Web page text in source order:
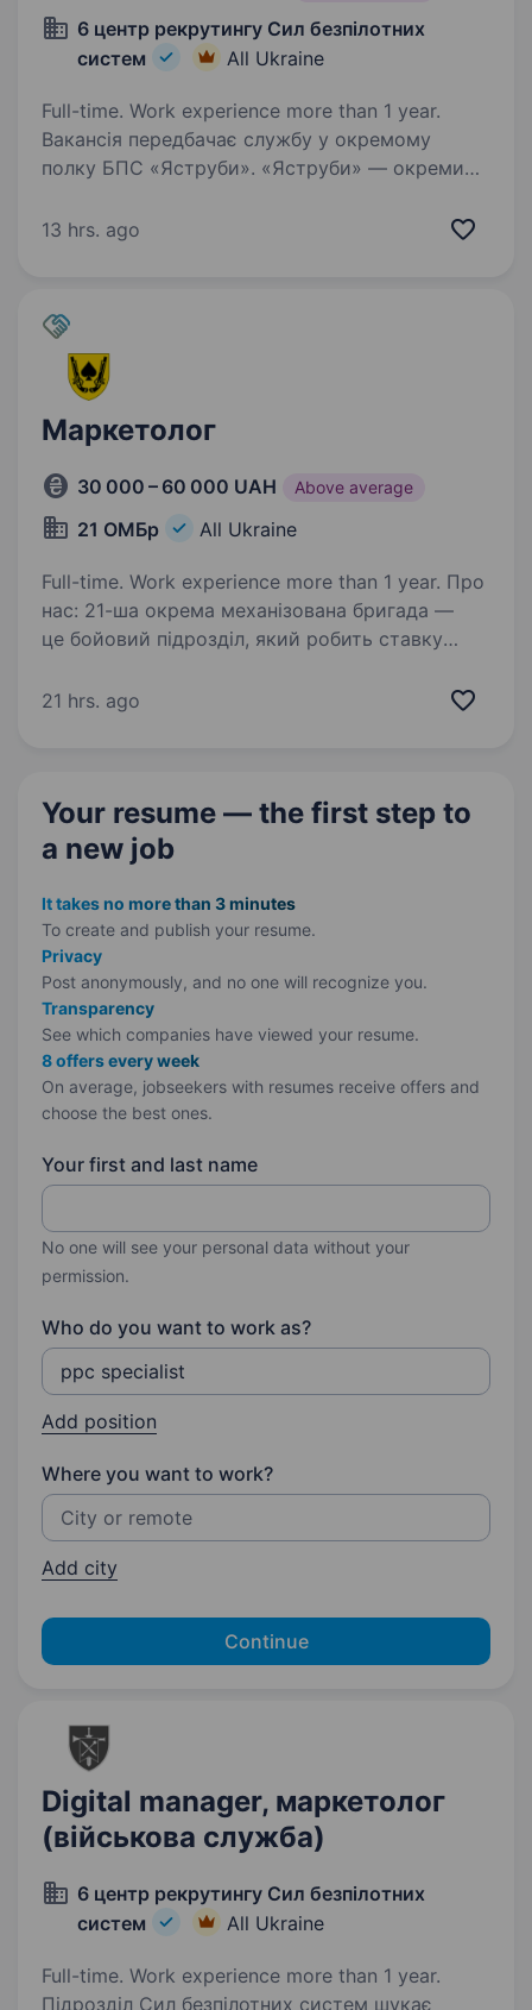
6 центр рекрутингу Сил безпілотних
систем
All Ukraine
Full-time. Work experience more than 1 year.
Вакансія передбачає службу у окремому
полку БПС «Яструби». «Яструби» — окремий
у складі Сил оборони, який виконує увесь
13 hrs. ago
Маркетолог
30 000 – 60 000 UAH Above average
21 ОМБр All Ukraine
Full-time. Work experience more than 1 year. Про
нас: 21-ша окрема механізована бригада —
це бойовий підрозділ, який робить ставку
та збереження життя особового складу.
21 hrs. ago
Your resume — the first step to
a new job
It takes no more than 3 minutes
To create and publish your resume.
Privacy
Post anonymously, and no one will recognize you.
Transparency
See which companies have viewed your resume.
8 offers every week
On average, jobseekers with resumes receive offers and
choose the best ones.
Your first and last name
No one will see your personal data without your
permission.
Who do you want to work as?
Add position
Where you want to work?
Add city
Continue
Digital manager, маркетолог
(військова служба)
6 центр рекрутингу Сил безпілотних
систем
All Ukraine
Full-time. Work experience more than 1 year.
Підрозділ Сил безпілотних систем шукає